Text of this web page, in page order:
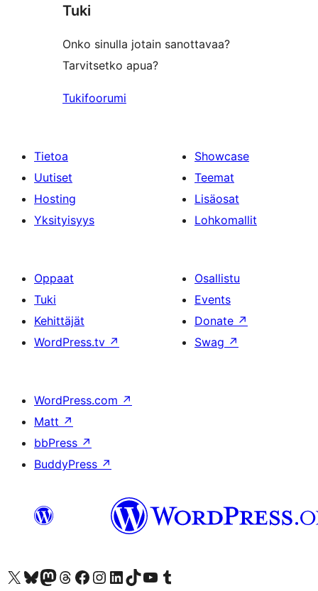
reviews
Tuki
Onko sinulla jotain sanottavaa?
Tarvitsetko apua?
Tukifoorumi
Tietoa
Uutiset
Hosting
Yksityisyys
Showcase
Teemat
Lisäosat
Lohkomallit
Oppaat
Tuki
Kehittäjät
WordPress.tv ↗
Osallistu
Events
Donate ↗
Swag ↗
WordPress.com ↗
Matt ↗
bbPress ↗
BuddyPress ↗
Visit our X (formerly Twitter) account
Visit our Bluesky account
Visit our Mastodon account
Visit our Threads account
Visit our Facebook page
Visit our Instagram account
Visit our LinkedIn account
Visit our TikTok account
Näytä YouTube-kanava
Visit our Tumblr account